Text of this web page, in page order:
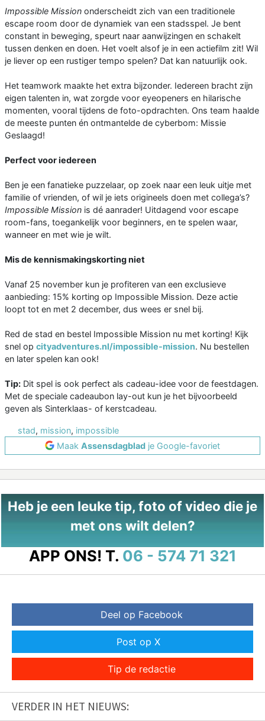
Impossible Mission onderscheidt zich van een traditionele
escape room door de dynamiek van een stadsspel. Je bent
constant in beweging, speurt naar aanwijzingen en schakelt
tussen denken en doen. Het voelt alsof je in een actiefilm zit! Wil
je liever op een rustiger tempo spelen? Dat kan natuurlijk ook.
Het teamwork maakte het extra bijzonder. Iedereen bracht zijn
eigen talenten in, wat zorgde voor eyeopeners en hilarische
momenten, vooral tijdens de foto-opdrachten. Ons team haalde
de meeste punten én ontmantelde de cyberbom: Missie
Geslaagd!
Perfect voor iedereen
Ben je een fanatieke puzzelaar, op zoek naar een leuk uitje met
familie of vrienden, of wil je iets origineels doen met collega’s?
Impossible Mission is dé aanrader! Uitdagend voor escape
room-fans, toegankelijk voor beginners, en te spelen waar,
wanneer en met wie je wilt.
Mis de kennismakingskorting niet
Vanaf 25 november kun je profiteren van een exclusieve
aanbieding: 15% korting op Impossible Mission. Deze actie
loopt tot en met 2 december, dus wees er snel bij.
Red de stad en bestel Impossible Mission nu met korting! Kijk
snel op cityadventures.nl/impossible-mission. Nu bestellen
en later spelen kan ook!
Tip: Dit spel is ook perfect als cadeau-idee voor de feestdagen.
Met de speciale cadeaubon lay-out kun je het bijvoorbeeld
geven als Sinterklaas- of kerstcadeau.
stad, mission, impossible
Maak Assensdagblad je Google-favoriet
Heb je een leuke tip, foto of video die je
met ons wilt delen?
APP ONS! T. 06 - 574 71 321
Deel op Facebook
Post op X
Tip de redactie
VERDER IN HET NIEUWS: